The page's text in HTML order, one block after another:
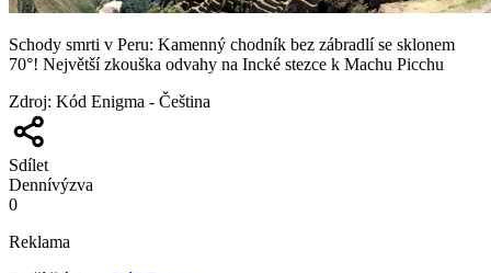
Schody smrti v Peru: Kamenný chodník bez zábradlí se sklonem
70°! Největší zkouška odvahy na Incké stezce k Machu Picchu
Zdroj: Kód Enigma - Čeština
Sdílet
Dennívýzva
0
Reklama